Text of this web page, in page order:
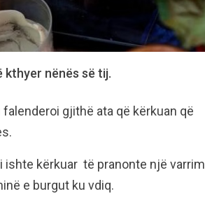
kthyer nënës së tij.
gjithë ata që kërkuan që
ishte kërkuar të pranonte një varrim
e burgut ku vdiq.